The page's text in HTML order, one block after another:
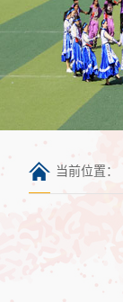
当前位置：